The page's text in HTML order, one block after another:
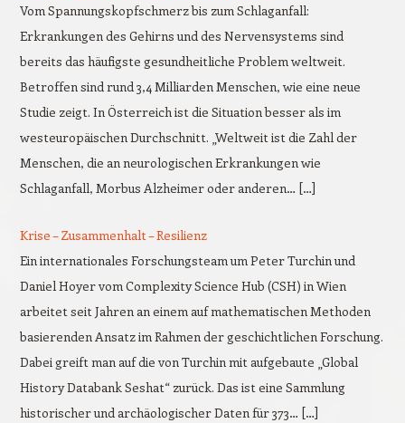
Vom Spannungskopfschmerz bis zum Schlaganfall:
Erkrankungen des Gehirns und des Nervensystems sind
bereits das häufigste gesundheitliche Problem weltweit.
Betroffen sind rund 3,4 Milliarden Menschen, wie eine neue
Studie zeigt. In Österreich ist die Situation besser als im
westeuropäischen Durchschnitt. „Weltweit ist die Zahl der
Menschen, die an neurologischen Erkrankungen wie
Schlaganfall, Morbus Alzheimer oder anderen… […]
Krise – Zusammenhalt – Resilienz
Ein internationales Forschungsteam um Peter Turchin und
Daniel Hoyer vom Complexity Science Hub (CSH) in Wien
arbeitet seit Jahren an einem auf mathematischen Methoden
basierenden Ansatz im Rahmen der geschichtlichen Forschung.
Dabei greift man auf die von Turchin mit aufgebaute „Global
History Databank Seshat“ zurück. Das ist eine Sammlung
historischer und archäologischer Daten für 373… […]